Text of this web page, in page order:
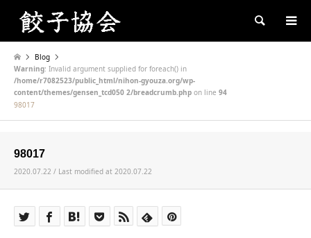
Search
Blog
Warning: Invalid argument supplied for foreach() in
/home/r7082523/public_html/nihon-gyouza.org/wp-
content/themes/gensen_tcd050 2/breadcrumb.php on line 94
98017
98017
2020.07.22 / Last modified at 2020.07.22